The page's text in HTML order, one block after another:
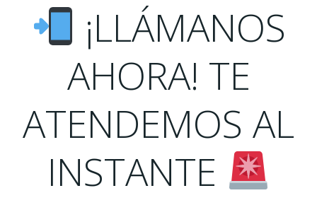
¡LLÁMANOS
AHORA! TE
ATENDEMOS AL
INSTANTE